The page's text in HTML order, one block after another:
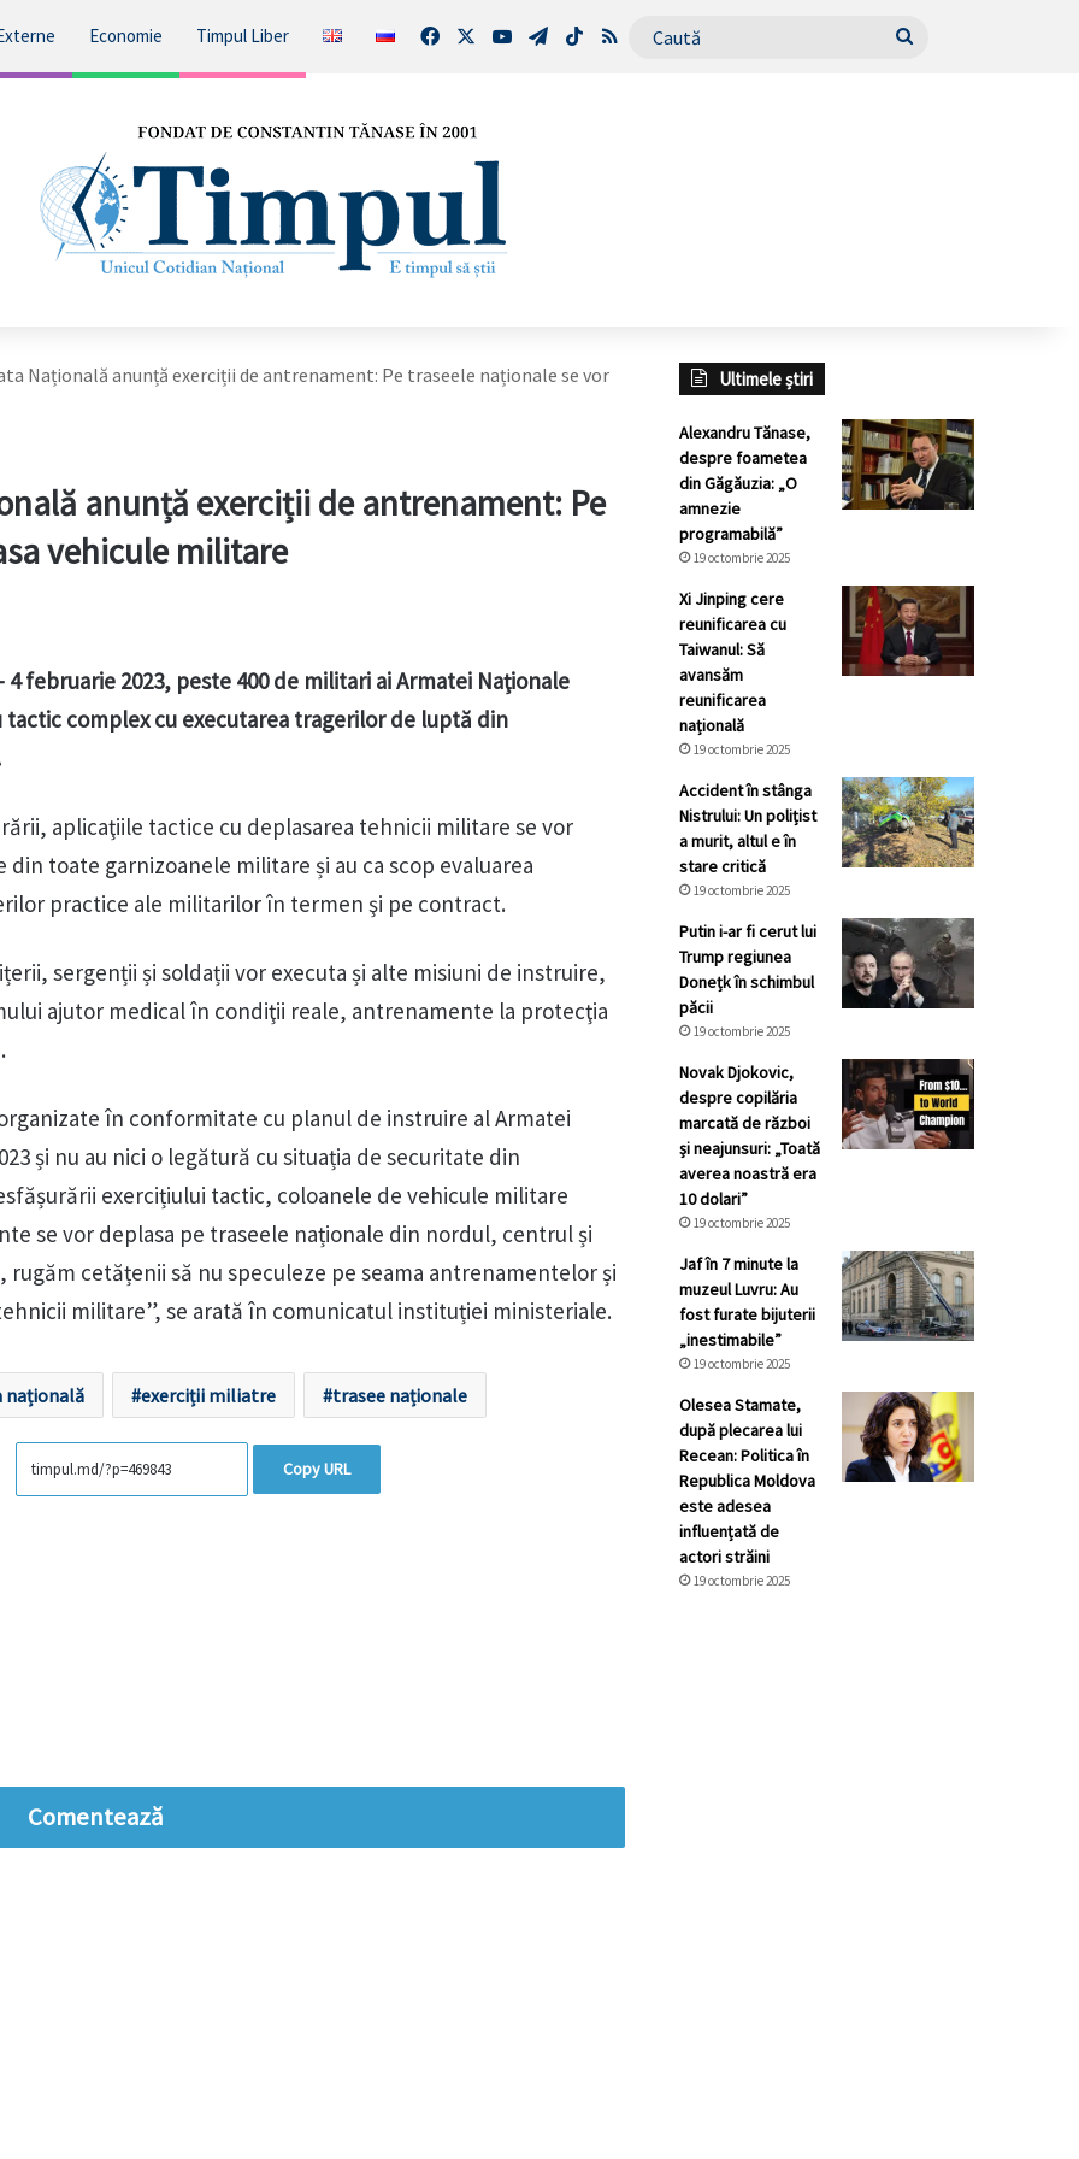
Economie Timpul Liber FacebookYouTubeTelegram
TikTokRSS Caută
Națională anunță exerciții de antrenament: Pe traseele naționale se vor
anunță exerciții de antrenament: Pe
vehicule militare
4 februarie 2023, peste 400 de militari ai Armatei Naţionale
complex cu executarea tragerilor de luptă din
aplicaţiile tactice cu deplasarea tehnicii militare se vor
toate garnizoanele militare și au ca scop evaluarea
practice ale militarilor în termen şi pe contract.
sergenții și soldații vor executa și alte misiuni de instruire,
ajutor medical în condiţii reale, antrenamente la protecţia
în conformitate cu planul de instruire al Armatei
și nu au nici o legătură cu situația de securitate din
exercițiului tactic, coloanele de vehicule militare
se vor deplasa pe traseele naționale din nordul, centrul și
rugăm cetățenii să nu speculeze pe seama antrenamentelor și
militare”, se arată în comunicatul instituției ministeriale.
națională exerciții miliatre trasee naționale
Copy URL
Comentează
Ultimele știri
Alexandru Tănase,
despre foametea
din Găgăuzia: „O
amnezie
programabilă”
19 octombrie 2025
Xi Jinping cere
reunificarea cu
Taiwanul: Să
avansăm
reunificarea
națională
19 octombrie 2025
Accident în stânga
Nistrului: Un polițist
a murit, altul e în
stare critică
19 octombrie 2025
Putin i-ar fi cerut lui
Trump regiunea
Donețk în schimbul
păcii
19 octombrie 2025
Novak Djokovic,
despre copilăria
marcată de război
și neajunsuri: „Toată
averea noastră era
10 dolari”
19 octombrie 2025
Jaf în 7 minute la
muzeul Luvru: Au
fost furate bijuterii
„inestimabile”
19 octombrie 2025
Olesea Stamate,
după plecarea lui
Recean: Politica în
Republica Moldova
este adesea
influențată de
actori străini
19 octombrie 2025